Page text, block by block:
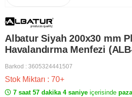
Albatur Siyah 200x30 mm
Havalandırma Menfezi
Barkod : 3605324441507
Stok Miktarı : 70+
7 saat 57 dakika 4 saniye içerisinde